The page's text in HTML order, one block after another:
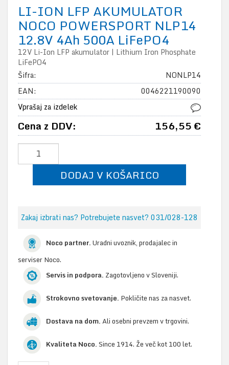
LI-ION LFP AKUMULATOR
NOCO POWERSPORT NLP14
12.8V 4Ah 500A LiFePO4
12V Li-Ion LFP akumulator | Lithium Iron Phosphate
LiFePO4
Šifra:
NONLP14
EAN:
0046221190090
Vprašaj za izdelek
Cena z DDV: 156,55 €
DODAJ V KOŠARICO
Zakaj izbrati nas? Potrebujete nasvet? 031/028-128
Noco partner.Uradni uvoznik, prodajalec in
serviser Noco.
Servis in podpora. Zagotovljeno v Sloveniji.
Strokovno svetovanje. Pokličite nas za nasvet.
Dostava na dom.Ali osebni prevzem v trgovini.
Kvaliteta Noco.Since 1914. Že več kot 100 let.